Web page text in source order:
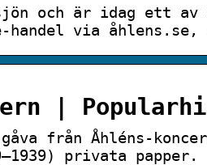
och är idag ett av
handel via åhlens.se,
|
från Åhléns-
privata papper.